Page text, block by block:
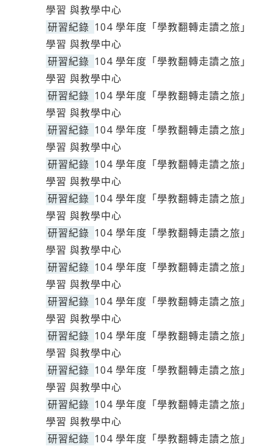
學習 與教學中心
研習紀錄 104 學年度「學教翻轉走讀之旅」
學習 與教學中心
研習紀錄 104 學年度「學教翻轉走讀之旅」
學習 與教學中心
研習紀錄 104 學年度「學教翻轉走讀之旅」
學習 與教學中心
研習紀錄 104 學年度「學教翻轉走讀之旅」
學習 與教學中心
研習紀錄 104 學年度「學教翻轉走讀之旅」
學習 與教學中心
研習紀錄 104 學年度「學教翻轉走讀之旅」
學習 與教學中心
研習紀錄 104 學年度「學教翻轉走讀之旅」
學習 與教學中心
研習紀錄 104 學年度「學教翻轉走讀之旅」
學習 與教學中心
研習紀錄 104 學年度「學教翻轉走讀之旅」
學習 與教學中心
研習紀錄 104 學年度「學教翻轉走讀之旅」
學習 與教學中心
研習紀錄 104 學年度「學教翻轉走讀之旅」
學習 與教學中心
研習紀錄 104 學年度「學教翻轉走讀之旅」
學習 與教學中心
研習紀錄 104 學年度「學教翻轉走讀之旅」